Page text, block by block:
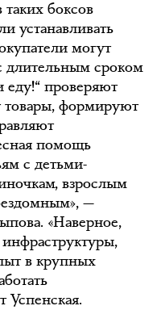
боксов
устанавливать
могут
длительным сроком
еду!“ проверяют
товары, формируют
помощь
с детьми-
взрослым
—
«Наверное,
в крупных
Успенская.